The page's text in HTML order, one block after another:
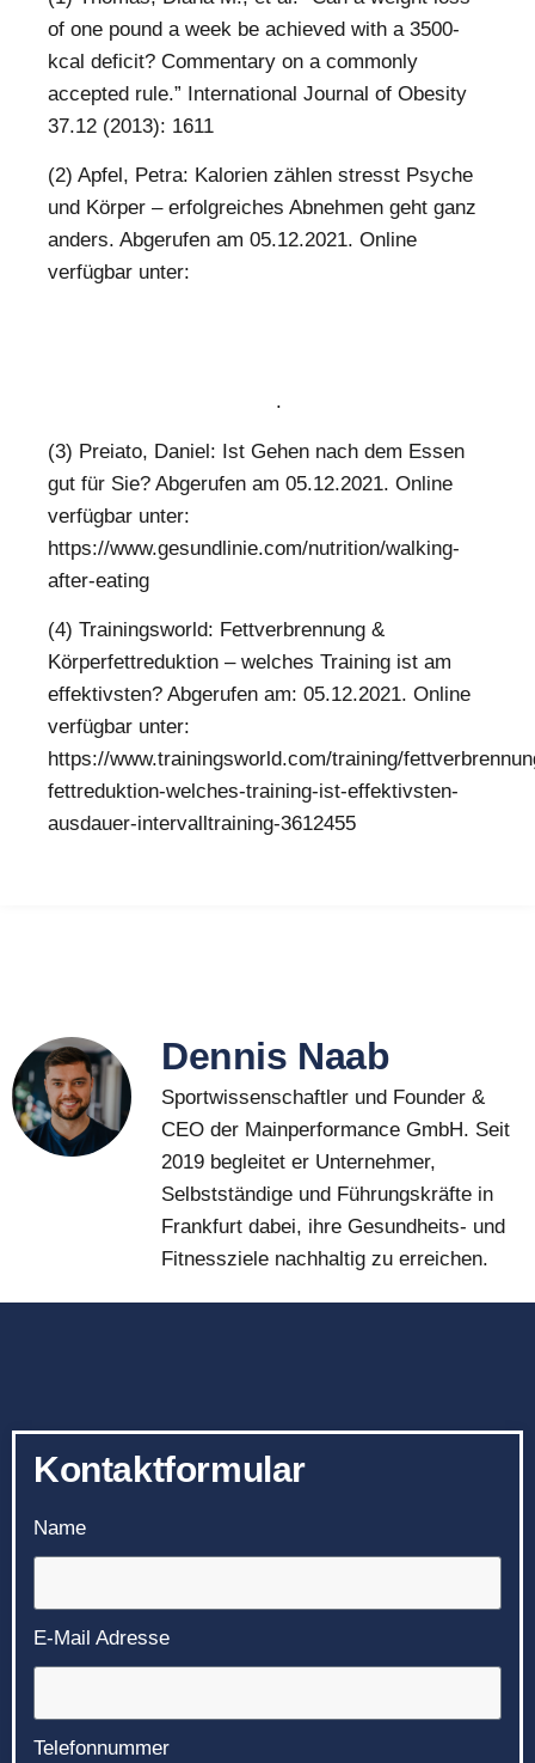
of one pound a week be achieved with a 3500-
kcal deficit? Commentary on a commonly
accepted rule.” International Journal of Obesity
37.12 (2013): 1611
(2) Apfel, Petra: Kalorien zählen stresst Psyche
und Körper – erfolgreiches Abnehmen geht ganz
anders. Abgerufen am 05.12.2021. Online
verfügbar unter:
.
(3) Preiato, Daniel: Ist Gehen nach dem Essen
gut für Sie? Abgerufen am 05.12.2021. Online
verfügbar unter:
https://www.gesundlinie.com/nutrition/walking-
after-eating
(4) Trainingsworld: Fettverbrennung &
Körperfettreduktion – welches Training ist am
effektivsten? Abgerufen am: 05.12.2021. Online
verfügbar unter:
https://www.trainingsworld.com/training/
fettreduktion-welches-training-ist-effektivsten-
ausdauer-intervalltraining-3612455
Dennis Naab
Sportwissenschaftler und Founder &
CEO der Mainperformance GmbH. Seit
2019 begleitet er Unternehmer,
Selbstständige und Führungskräfte in
Frankfurt dabei, ihre Gesundheits- und
Fitnessziele nachhaltig zu erreichen.
Kontaktformular
Name
E-Mail Adresse
Telefonnummer